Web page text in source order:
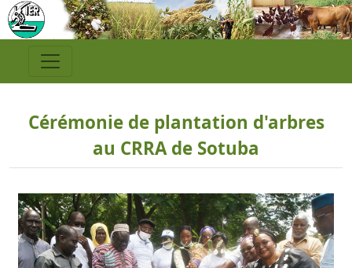
Cérémonie de plantation d'arbres
au CRRA de Sotuba